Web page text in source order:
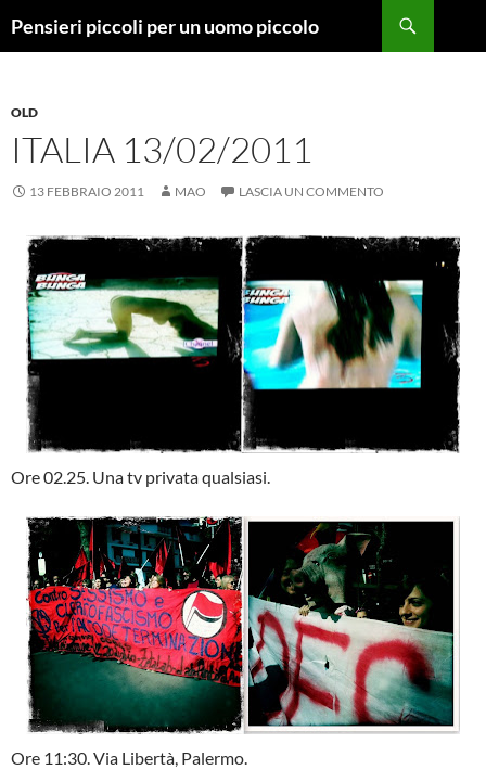
Pensieri piccoli per un uomo piccolo
OLD
ITALIA 13/02/2011
13 FEBBRAIO 2011 MAO LASCIA UN COMMENTO
Ore 02.25. Una tv privata qualsiasi.
Ore 11:30. Via Libertà, Palermo.